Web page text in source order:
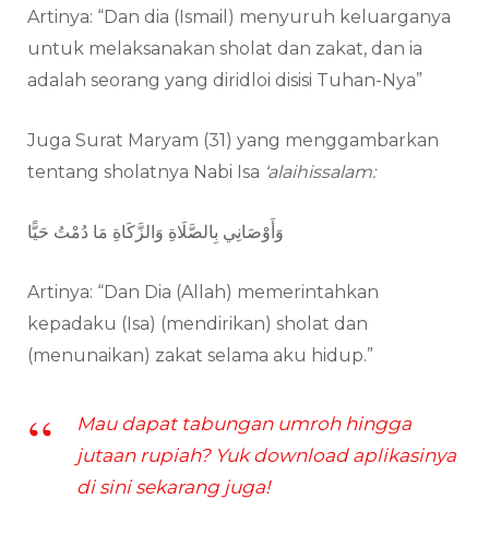
Artinya: “Dan dia (Ismail) menyuruh keluarganya
untuk melaksanakan sholat dan zakat, dan ia
adalah seorang yang diridloi disisi Tuhan-Nya”
Juga Surat Maryam (31) yang menggambarkan
tentang sholatnya Nabi Isa ‘alaihissalam:
وَأَوْصَانِي بِالصَّلَاةِ وَالزَّكَاةِ مَا دُمْتُ حَيًّا
Artinya: “Dan Dia (Allah) memerintahkan
kepadaku (Isa) (mendirikan) sholat dan
(menunaikan) zakat selama aku hidup.”
Mau dapat tabungan umroh hingga
jutaan rupiah? Yuk download aplikasinya
di sini sekarang juga!